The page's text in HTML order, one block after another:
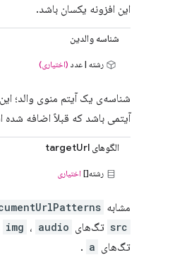
این افزونه یکسان باشد.
شناسه والدین
رشته | عدد (اختیاری)
شناسه‌ی یک آیتم منوی والد؛
آیتمی باشد که قبلاً اضافه
الگوهای targetUrl
رشته[] اختیاری
مشابه
src تگ‌های img ، audio
تگ‌های a
.